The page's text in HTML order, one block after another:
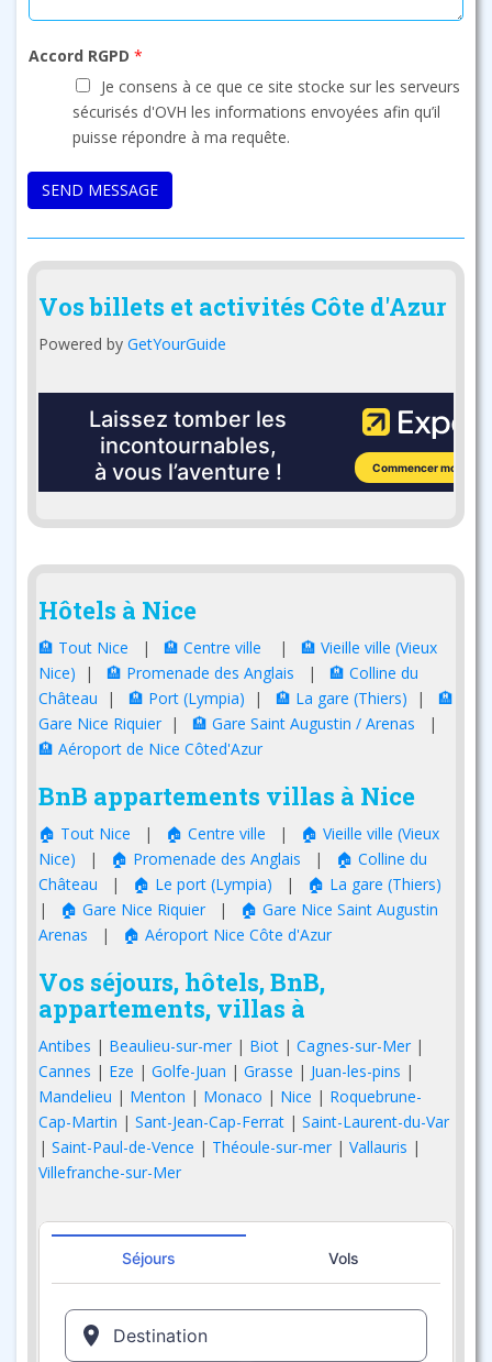
*e
s
*
Accord RGPD *
Je consens à ce que ce site stocke sur les serveurs
sécurisés d'OVH les informations envoyées afin qu’il
puisse répondre à ma requête.
SEND MESSAGE
Vos billets et activités Côte d'Azur
Powered by GetYourGuide
Hôtels à Nice
🏨 Tout Nice | 🏨 Centre ville | 🏨 Vieille ville (Vieux
Nice) | 🏨 Promenade des Anglais | 🏨 Colline du
Château | 🏨 Port (Lympia) | 🏨 La gare (Thiers) | 🏨
Gare Nice Riquier | 🏨 Gare Saint Augustin / Arenas |
🏨 Aéroport de Nice Côted'Azur
BnB appartements villas à Nice
🏠 Tout Nice | 🏠 Centre ville |
🏠 Vieille ville (Vieux
Nice) | 🏠 Promenade des Anglais |
🏠 Colline du
Château | 🏠 Le port (Lympia) |
🏠 La gare (Thiers)
|
🏠 Gare Nice Riquier |
🏠 Gare Nice Saint Augustin
Arenas | 🏠 Aéroport Nice Côte d'Azur
Vos séjours, hôtels, BnB,
appartements, villas à
Antibes | Beaulieu-sur-mer | Biot | Cagnes-sur-Mer |
Cannes | Eze | Golfe-Juan | Grasse | Juan-les-pins |
Mandelieu | Menton | Monaco | Nice | Roquebrune-
Cap-Martin | Sant-Jean-Cap-Ferrat | Saint-Laurent-du-Var
| Saint-Paul-de-Vence | Théoule-sur-mer | Vallauris |
Villefranche-sur-Mer